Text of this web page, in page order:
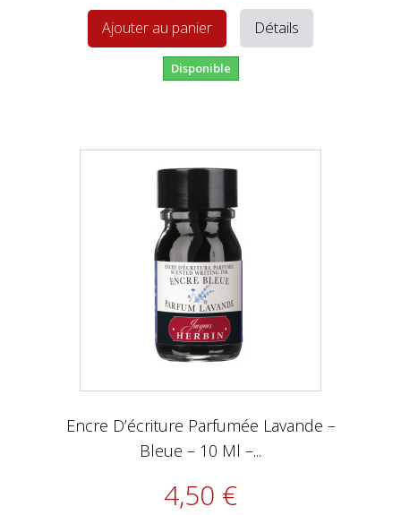
Ajouter au panier Détails
Disponible
Encre D’écriture Parfumée Lavande –
Bleue – 10 Ml –...
4,50 €